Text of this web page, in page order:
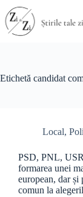
la
conținut
Etichetă candidat
Local,
PSD, PNL,
formarea unei
european, dar și
comun la